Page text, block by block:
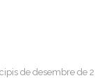
de desembre de